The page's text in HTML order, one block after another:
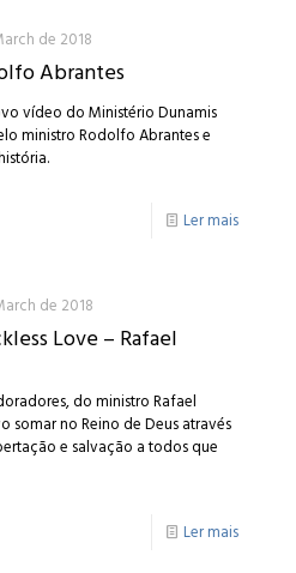
de 2018
Abrantes
vídeo do Ministério Dunamis
ministro Rodolfo Abrantes e
Ler mais
de 2018
Love – Rafael
do ministro Rafael
no Reino de Deus através
e salvação a todos que
Ler mais